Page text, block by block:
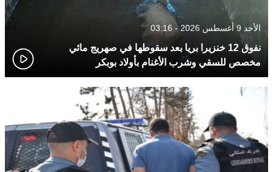
الأحد 9 أغسطس 2026 - 03:16
نفوق 12 خنزيرا بريا بعد سقوطها في صهريج مائي
مخصص للسقي وشرب الأغنام بأولاد بوبكر